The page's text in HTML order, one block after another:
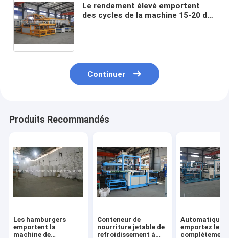
Le rendement élevé emportent
des cycles de la machine 15-20 de
Continuer
Produits Recommandés
Les hamburgers
emportent la
machine de
Conteneur de
nourriture jetable de
refroidissement à
Automatique
emportez le
complètement